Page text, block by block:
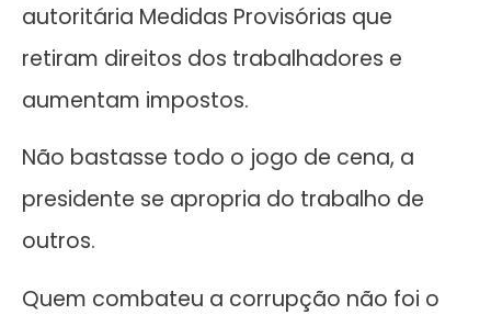
autoritária Medidas Provisórias que
retiram direitos dos trabalhadores e
aumentam impostos.
Não bastasse todo o jogo de cena, a
presidente se apropria do trabalho de
outros.
Quem combateu a corrupção não foi o